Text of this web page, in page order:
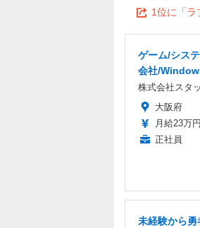
1位に「
ゲーム/シス
会社/
株式会社スタ
大阪府
月給23万
正社員
未経験から